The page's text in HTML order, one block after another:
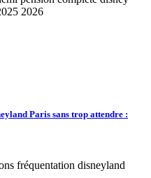
Paris sans trop attendre :